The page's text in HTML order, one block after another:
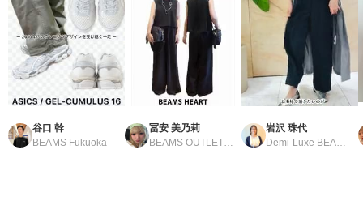
谷口 幹
BEAMS Fukuoka
冨安 美乃莉
BEAMS OUTLET Tosu
岩沢 珠代
Demi-Luxe BEAMS Shinjuku